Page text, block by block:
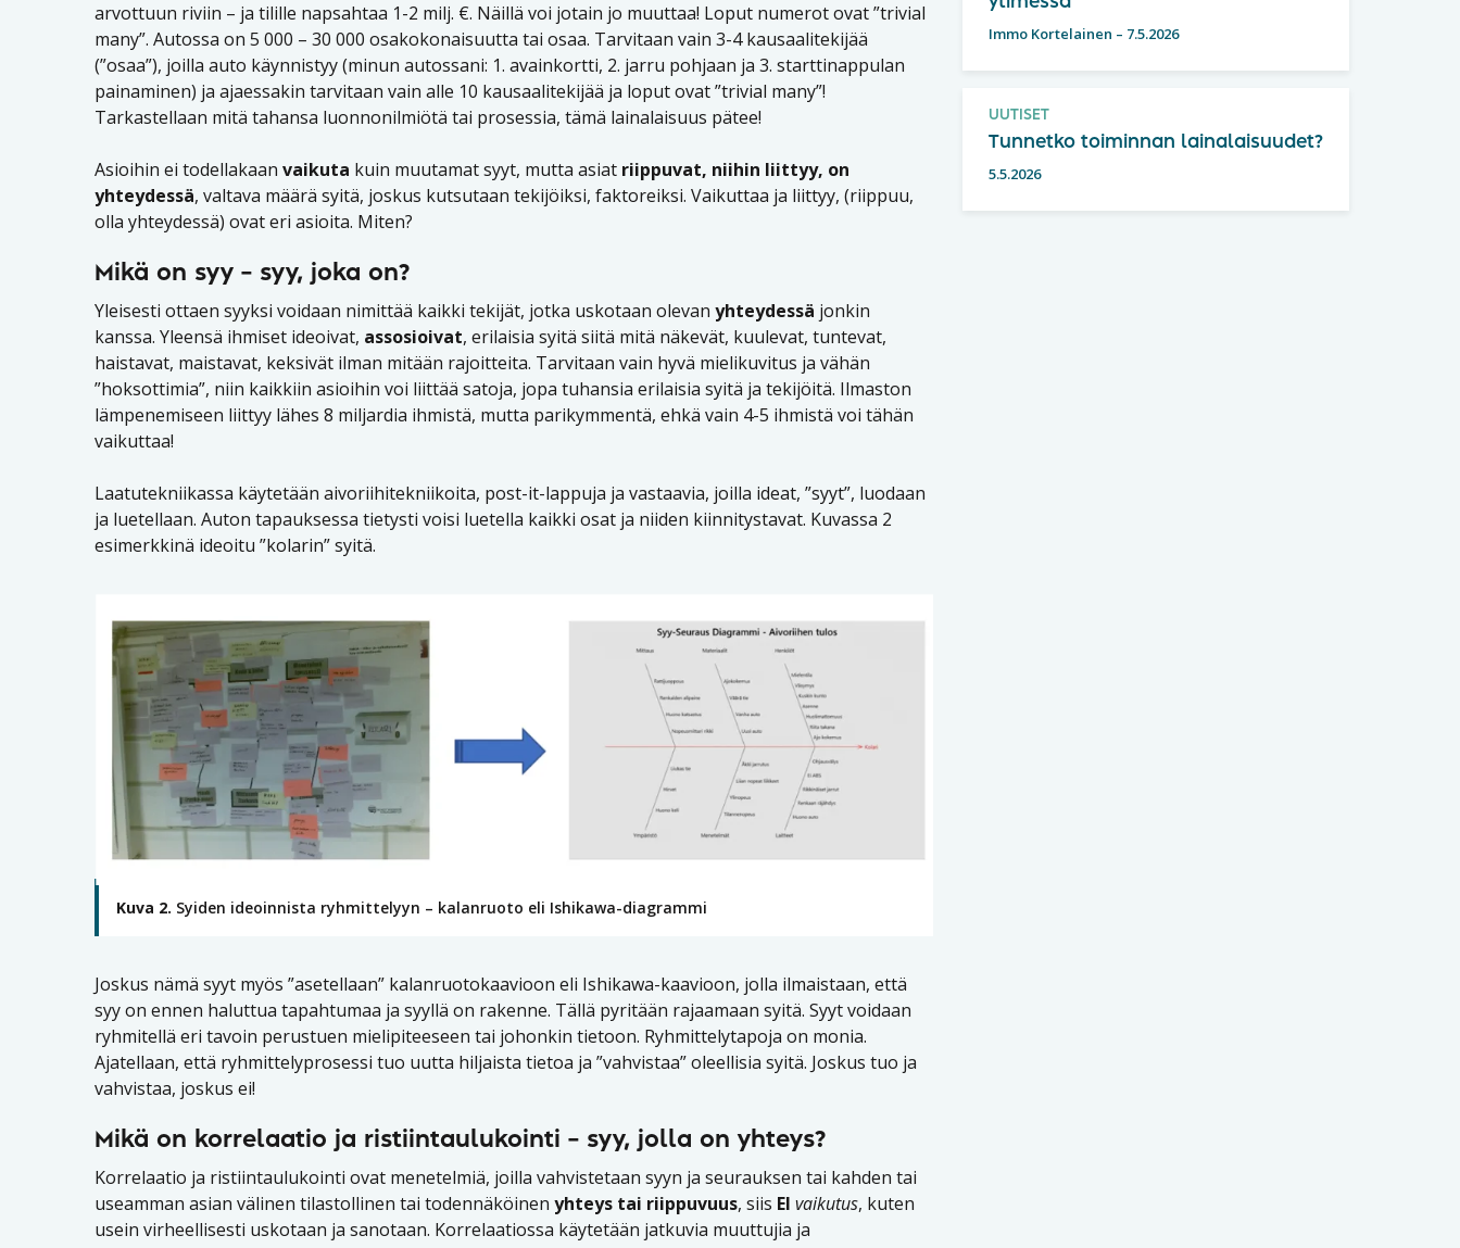
arvottuun riviin – ja tilille napsahtaa 1-2 milj. €. Näillä voi jotain jo muuttaa! Loput numerot ovat ”trivial
many”. Autossa on 5 000 – 30 000 osakokonaisuutta tai osaa. Tarvitaan vain 3-4 kausaalitekijää
(”osaa”), joilla auto käynnistyy (minun autossani: 1. avainkortti, 2. jarru pohjaan ja 3. starttinappulan
painaminen) ja ajaessakin tarvitaan vain alle 10 kausaalitekijää ja loput ovat ”trivial many”!
Tarkastellaan mitä tahansa luonnonilmiötä tai prosessia, tämä lainalaisuus pätee!
Asioihin ei todellakaan vaikuta kuin muutamat syyt, mutta asiat riippuvat, niihin liittyy, on
yhteydessä, valtava määrä syitä, joskus kutsutaan tekijöiksi, faktoreiksi. Vaikuttaa ja liittyy, (riippuu,
olla yhteydessä) ovat eri asioita. Miten?
Mikä on syy – syy, joka on?
Yleisesti ottaen syyksi voidaan nimittää kaikki tekijät, jotka uskotaan olevan yhteydessä jonkin
kanssa. Yleensä ihmiset ideoivat, assosioivat, erilaisia syitä siitä mitä näkevät, kuulevat, tuntevat,
haistavat, maistavat, keksivät ilman mitään rajoitteita. Tarvitaan vain hyvä mielikuvitus ja vähän
”hoksottimia”, niin kaikkiin asioihin voi liittää satoja, jopa tuhansia erilaisia syitä ja tekijöitä. Ilmaston
lämpenemiseen liittyy lähes 8 miljardia ihmistä, mutta parikymmentä, ehkä vain 4-5 ihmistä voi tähän
vaikuttaa!
Laatutekniikassa käytetään aivoriihitekniikoita, post-it-lappuja ja vastaavia, joilla ideat, ”syyt”, luodaan
ja luetellaan. Auton tapauksessa tietysti voisi luetella kaikki osat ja niiden kiinnitystavat. Kuvassa 2
esimerkkinä ideoitu ”kolarin” syitä.
Kuva 2. Syiden ideoinnista ryhmittelyyn – kalanruoto eli Ishikawa-diagrammi
Joskus nämä syyt myös ”asetellaan” kalanruotokaavioon eli Ishikawa-kaavioon, jolla ilmaistaan, että
syy on ennen haluttua tapahtumaa ja syyllä on rakenne. Tällä pyritään rajaamaan syitä. Syyt voidaan
ryhmitellä eri tavoin perustuen mielipiteeseen tai johonkin tietoon. Ryhmittelytapoja on monia.
Ajatellaan, että ryhmittelyprosessi tuo uutta hiljaista tietoa ja ”vahvistaa” oleellisia syitä. Joskus tuo ja
vahvistaa, joskus ei!
Mikä on korrelaatio ja ristiintaulukointi – syy, jolla on yhteys?
Korrelaatio ja ristiintaulukointi ovat menetelmiä, joilla vahvistetaan syyn ja seurauksen tai kahden tai
useamman asian välinen tilastollinen tai todennäköinen yhteys tai riippuvuus, siis EI vaikutus, kuten
usein virheellisesti uskotaan ja sanotaan. Korrelaatiossa käytetään jatkuvia muuttujia ja
Immo Kortelainen – 7.5.2026
UUTISET
Tunnetko toiminnan lainalaisuudet?
5.5.2026